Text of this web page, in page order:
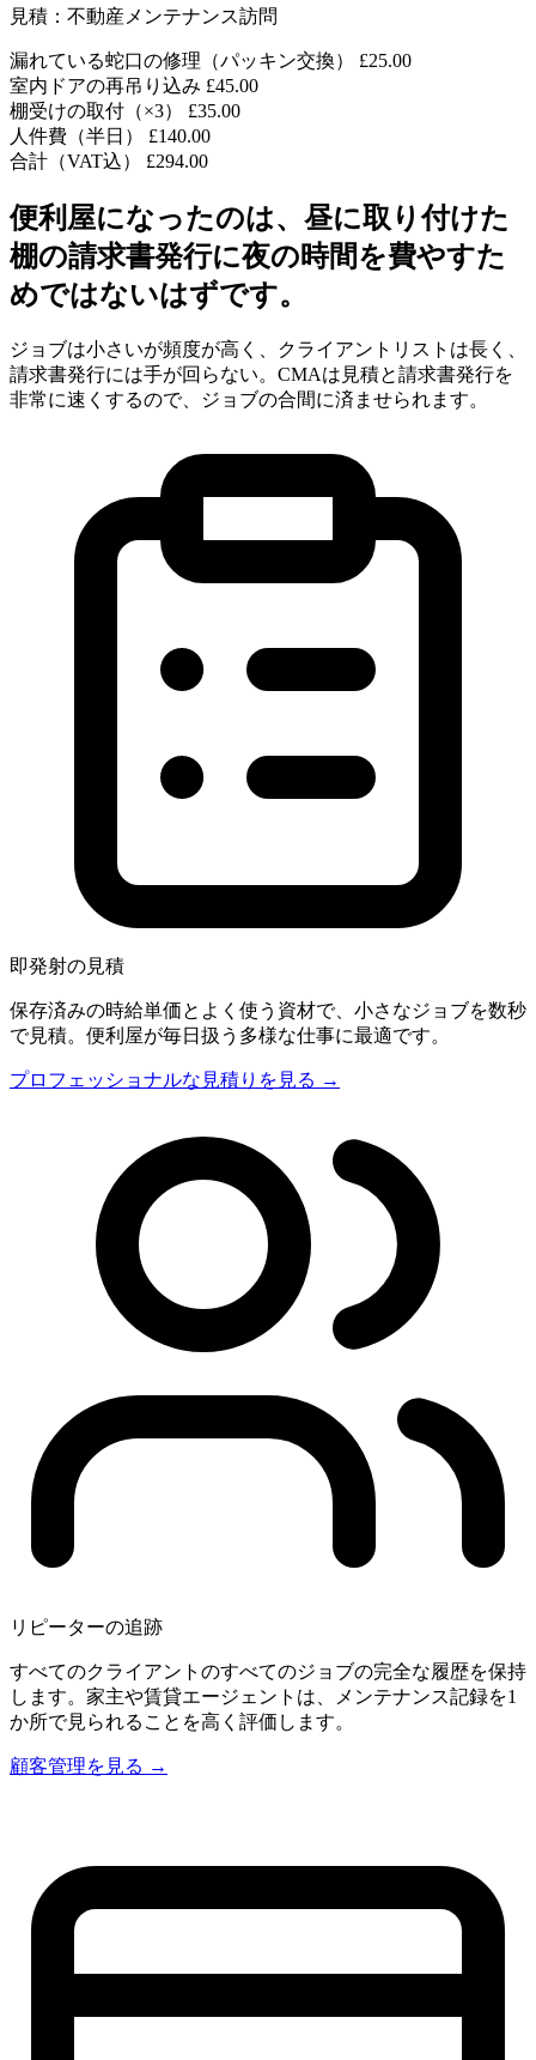
見積：不動産メンテナンス訪問
漏れている蛇口の修理（パッキン交換）
£25.00
室内ドアの再吊り込み £45.00
棚受けの取付（×3）
£35.00
人件費（半日）
£140.00
合計（VAT込）
£294.00
便利屋になったのは、昼に取り付けた
棚の請求書発行に夜の時間を費やすた
めではないはずです。
ジョブは小さいが頻度が高く、クライアントリストは長く、
請求書発行には手が回らない。CMAは見積と請求書発行を
非常に速くするので、ジョブの合間に済ませられます。
即発射の見積
保存済みの時給単価とよく使う資材で、小さなジョブを数秒
で見積。便利屋が毎日扱う多様な仕事に最適です。
プロフェッショナルな見積りを見る →
リピーターの追跡
すべてのクライアントのすべてのジョブの完全な履歴を保持
します。家主や賃貸エージェントは、メンテナンス記録を1
か所で見られることを高く評価します。
顧客管理を見る →